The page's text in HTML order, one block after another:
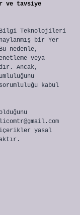
ve tavsiye
Bilgi Teknolojileri
bir Yer
nedenle,
veya
Ancak,
kabul
yasal